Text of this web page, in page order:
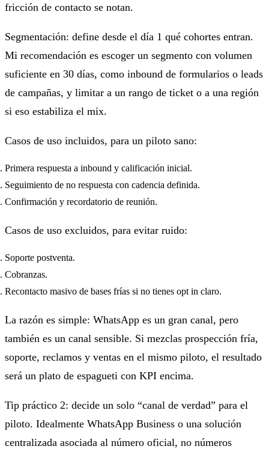
fricción de contacto se notan.
Segmentación: define desde el día 1 qué cohortes entran.
Mi recomendación es escoger un segmento con volumen
suficiente en 30 días, como inbound de formularios o leads
de campañas, y limitar a un rango de ticket o a una región
si eso estabiliza el mix.
Casos de uso incluidos, para un piloto sano:
Primera respuesta a inbound y calificación inicial.
Seguimiento de no respuesta con cadencia definida.
Confirmación y recordatorio de reunión.
Casos de uso excluidos, para evitar ruido:
Soporte postventa.
Cobranzas.
Recontacto masivo de bases frías si no tienes opt in claro.
La razón es simple: WhatsApp es un gran canal, pero
también es un canal sensible. Si mezclas prospección fría,
soporte, reclamos y ventas en el mismo piloto, el resultado
será un plato de espagueti con KPI encima.
Tip práctico 2: decide un solo “canal de verdad” para el
piloto. Idealmente WhatsApp Business o una solución
centralizada asociada al número oficial, no números